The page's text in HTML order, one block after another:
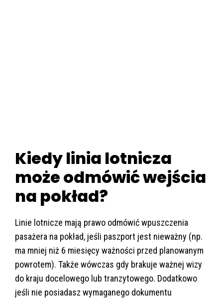
Kiedy linia lotnicza
może odmówić wejścia
na pokład?
Linie lotnicze mają prawo odmówić wpuszczenia
pasażera na pokład, jeśli paszport jest nieważny (np.
ma mniej niż 6 miesięcy ważności przed planowanym
powrotem). Także wówczas gdy brakuje ważnej wizy
do kraju docelowego lub tranzytowego. Dodatkowo
jeśli nie posiadasz wymaganego dokumentu